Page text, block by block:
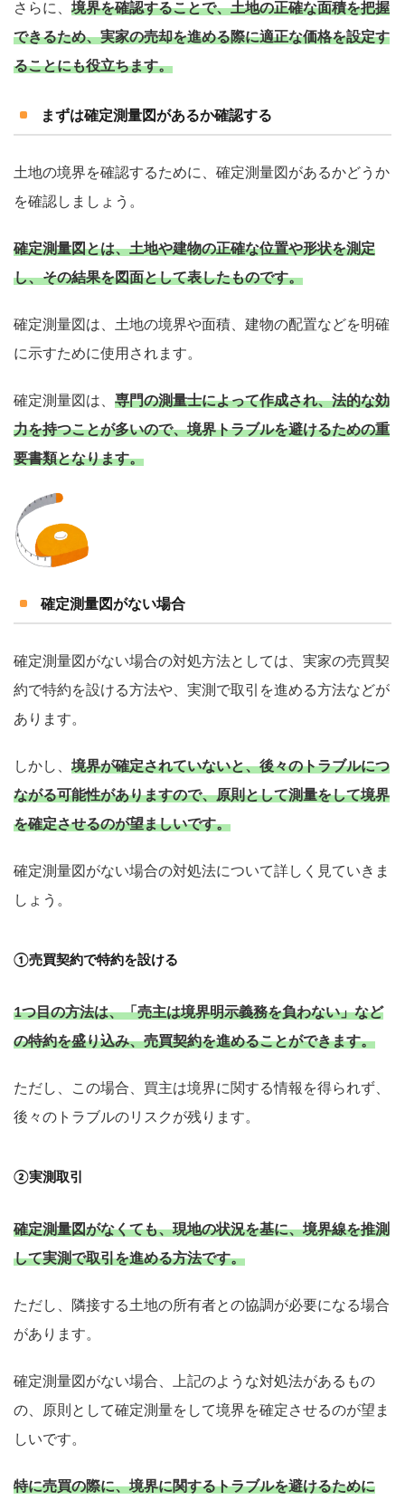
さらに、 境界を確認することで、土地の正確な面積を把握
できるため、実家の売却を進める際に適正な価格を設定す
ることにも役立ちます。
まずは確定測量図があるか確認する
土地の境界を確認するために、確定測量図があるかどうか
を確認しましょう。
確定測量図とは、土地や建物の正確な位置や形状を測定
し、その結果を図面として表したものです。
確定測量図は、土地の境界や面積、建物の配置などを明確
に示すために使用されます。
確定測量図は、 専門の測量士によって作成され、法的な効
力を持つことが多いので、境界トラブルを避けるための重
要書類となります。
確定測量図がない場合
確定測量図がない場合の対処方法としては、実家の売買契
約で特約を設ける方法や、実測で取引を進める方法などが
あります。
しかし、 境界が確定されていないと、後々のトラブルにつ
ながる可能性がありますので、原則として測量をして境界
を確定させるのが望ましいです。
確定測量図がない場合の対処法について詳しく見ていきま
しょう。
①売買契約で特約を設ける
1つ目の方法は、「売主は境界明示義務を負わない」など
の特約を盛り込み、売買契約を進めることができます。
ただし、この場合、買主は境界に関する情報を得られず、
後々のトラブルのリスクが残ります。
②実測取引
確定測量図がなくても、現地の状況を基に、境界線を推測
して実測で取引を進める方法です。
ただし、隣接する土地の所有者との協調が必要になる場合
があります。
確定測量図がない場合、上記のような対処法があるもの
の、原則として確定測量をして境界を確定させるのが望ま
しいです。
特に売買の際に、境界に関するトラブルを避けるために